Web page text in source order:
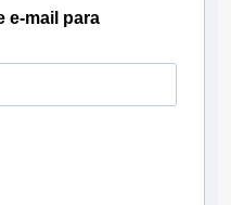
e-mail para